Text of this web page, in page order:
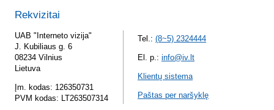
Rekvizitai
UAB "Interneto vizija"
J. Kubiliaus g. 6
08234 Vilnius
Lietuva
Įm. kodas: 126350731
PVM kodas: LT263507314
Tel.: (8~5) 2324444
El. p.: info@iv.lt
Klientų sistema
Paštas per naršyklę